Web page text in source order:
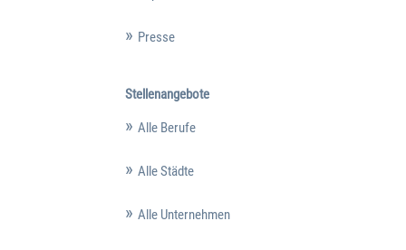
Presse
Stellenangebote
Alle Berufe
Alle Städte
Alle Unternehmen